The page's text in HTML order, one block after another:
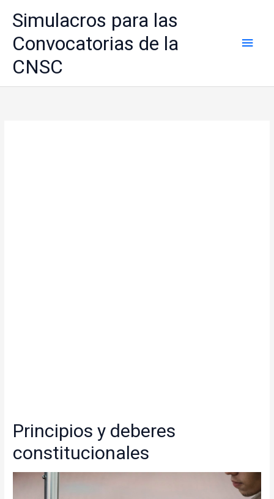
Simulacros para las
Convocatorias de la
CNSC
Principios y deberes
constitucionales